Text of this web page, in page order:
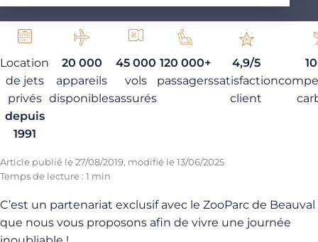
Location
de jets
privés
depuis
1991
20 000
appareils
disponibles
45 000
vols
assurés
120 000+
passagers
4,9/5
satisfaction
client
Article publié le27/08/2019, modifié le13/06/2025
Temps de lecture : 1 min
C’est un partenariat exclusif avec le ZooParc de Beauval
que nous vous proposons afin de vivre une journée